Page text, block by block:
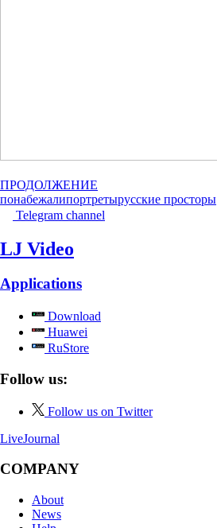
ПРОДОЛЖЕНИЕ
понабежалипортретырусские просторы
Telegram channel
LJ Video
Applications
Download
Huawei
RuStore
Follow us:
Follow us on Twitter
LiveJournal
COMPANY
About
News